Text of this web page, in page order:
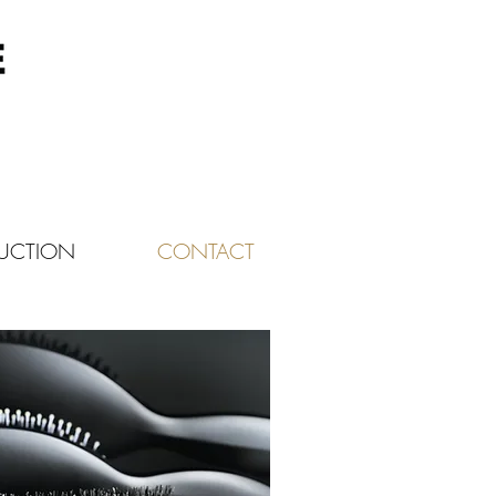
CONTACT